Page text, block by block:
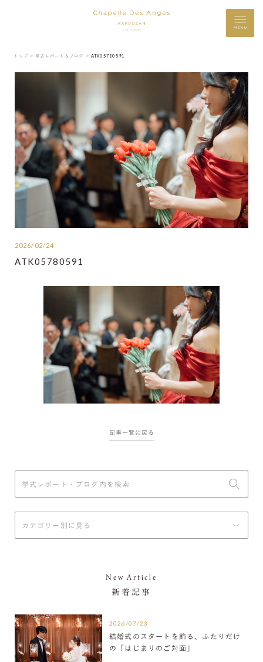
MENU
トップ ＞ 挙式レポート＆ブログ ＞ ATK05780591
2026/02/24
ATK05780591
記事一覧に戻る
New Article
新着記事
2026/07/23
結婚式のスタートを飾る、ふたりだけ
の「はじまりのご対面」